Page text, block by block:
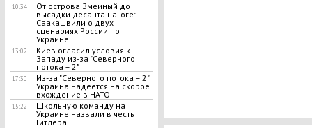
10:34
​От острова Змеиный до
высадки десанта на юге:
Саакашвили о двух
сценариях России по
Украине
13:02
Киев огласил условия к
Западу из-за "Северного
потока – 2"
17:30
Из-за "Северного потока – 2"
Украина надеется на скорое
вхождение в НАТО
15:22
Школьную команду на
Украине назвали в честь
Гитлера